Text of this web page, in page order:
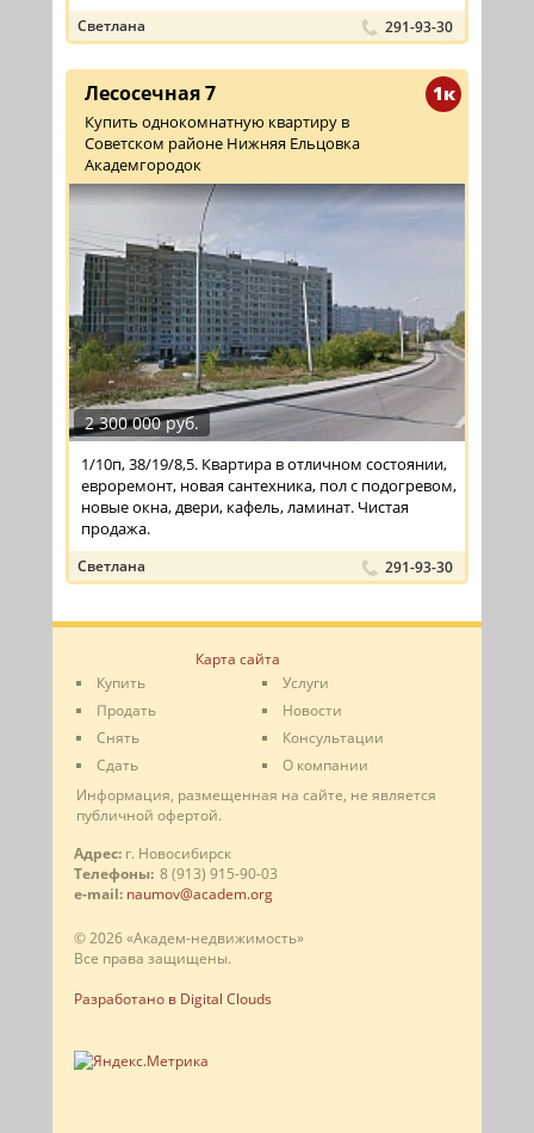
Светлана 291-93-30
1к
Лесосечная 7
Купить однокомнатную квартиру в
Советском районе Нижняя Ельцовка
Академгородок
2 300 000 руб.
1/10п, 38/19/8,5. Квартира в отличном состоянии,
евроремонт, новая сантехника, пол с подогревом,
новые окна, двери, кафель, ламинат. Чистая
продажа.
Светлана 291-93-30
Карта сайта
Купить
Продать
Снять
Сдать
Услуги
Новости
Консультации
О компании
Информация, размещенная на сайте, не является
публичной офертой.
Адрес: г. Новосибирск
Телефоны: 8 (913) 915-90-03
e-mail: naumov@academ.org
© 2026 «Академ-недвижимость»
Все права защищены.
Разработано в Digital Clouds